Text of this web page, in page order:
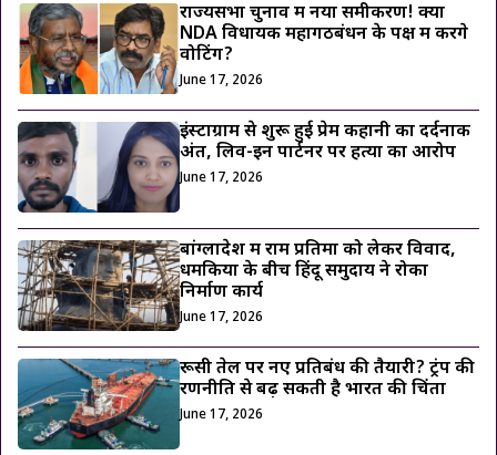
राज्यसभा चुनाव में नया समीकरण! क्या
NDA विधायक महागठबंधन के पक्ष में करेंगे
वोटिंग?
June 17, 2026
इंस्टाग्राम से शुरू हुई प्रेम कहानी का दर्दनाक
अंत, लिव-इन पार्टनर पर हत्या का आरोप
June 17, 2026
बांग्लादेश में राम प्रतिमा को लेकर विवाद,
धमकियों के बीच हिंदू समुदाय ने रोका
निर्माण कार्य
June 17, 2026
रूसी तेल पर नए प्रतिबंध की तैयारी? ट्रंप की
रणनीति से बढ़ सकती है भारत की चिंता
June 17, 2026